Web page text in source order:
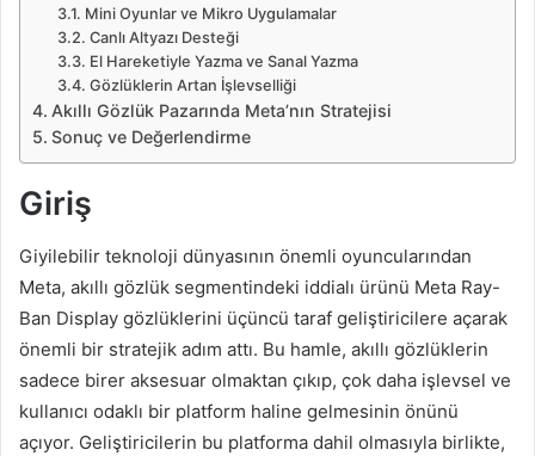
Mini Oyunlar ve Mikro Uygulamalar
Canlı Altyazı Desteği
El Hareketiyle Yazma ve Sanal Yazma
Gözlüklerin Artan İşlevselliği
Akıllı Gözlük Pazarında Meta’nın Stratejisi
Sonuç ve Değerlendirme
Giriş
Giyilebilir teknoloji dünyasının önemli oyuncularından
Meta, akıllı gözlük segmentindeki iddialı ürünü Meta Ray-
Ban Display gözlüklerini üçüncü taraf geliştiricilere açarak
önemli bir stratejik adım attı. Bu hamle, akıllı gözlüklerin
sadece birer aksesuar olmaktan çıkıp, çok daha işlevsel ve
kullanıcı odaklı bir platform haline gelmesinin önünü
açıyor. Geliştiricilerin bu platforma dahil olmasıyla birlikte,